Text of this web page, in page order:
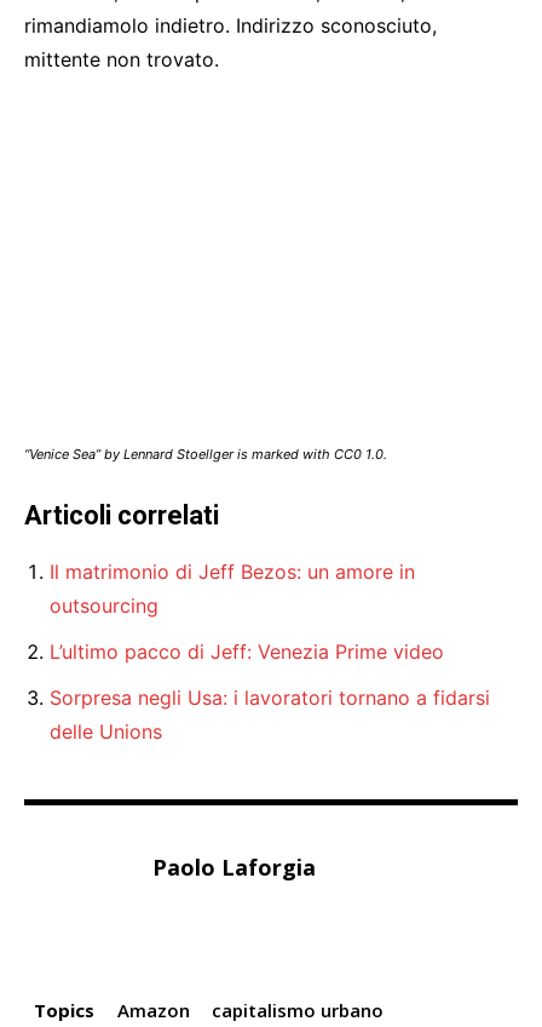
rimandiamolo indietro. Indirizzo sconosciuto,
mittente non trovato.
“Venice Sea” by Lennard Stoellger is marked with CC0 1.0.
Articoli correlati
Il matrimonio di Jeff Bezos: un amore in
outsourcing
L’ultimo pacco di Jeff: Venezia Prime video
Sorpresa negli Usa: i lavoratori tornano a fidarsi
delle Unions
Paolo Laforgia
Topics Amazon
capitalismo urbano